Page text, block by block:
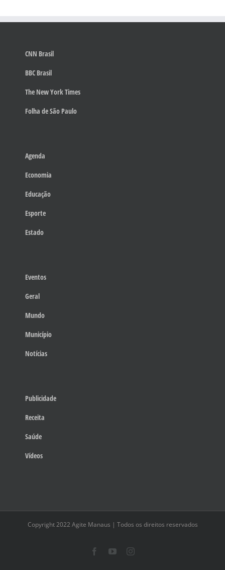
CNN Brasil
BBC Brasil
The New York Times
Folha de São Paulo
Agenda
Economia
Educação
Esporte
Estado
Eventos
Geral
Mundo
Município
Notícias
Publicidade
Receita
Saúde
Vídeos
Copyright 2022 Agite Manaus | Todos os direitos reservados
FacebookYouTubeInstagram